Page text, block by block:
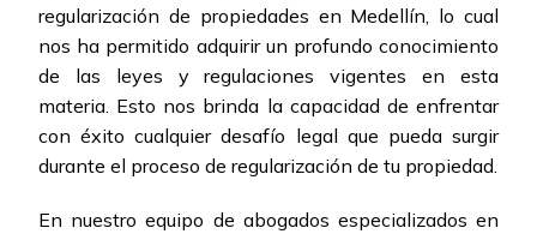
regularización de propiedades en Medellín, lo cual
nos ha permitido adquirir un profundo conocimiento
de las leyes y regulaciones vigentes en esta
materia. Esto nos brinda la capacidad de enfrentar
con éxito cualquier desafío legal que pueda surgir
durante el proceso de regularización de tu propiedad.
En nuestro equipo de abogados especializados en